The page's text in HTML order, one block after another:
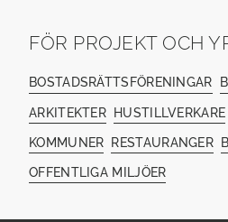
FÖR PROJEKT OCH
BOSTADSRÄTTSFÖRENINGAR
ARKITEKTER HUSTILLVERKARE
KOMMUNER RESTAURANGER
OFFENTLIGA MILJÖER